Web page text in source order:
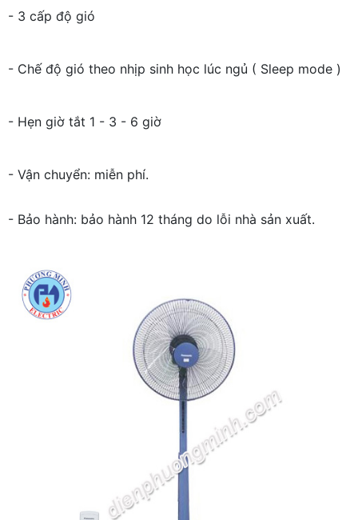
- 3 cấp độ gió
- Chế độ gió theo nhịp sinh học lúc ngủ ( Sleep mode )
- Hẹn giờ tắt 1 - 3 - 6 giờ
- Vận chuyển: miễn phí.
- Bảo hành: bảo hành 12 tháng do lỗi nhà sản xuất.